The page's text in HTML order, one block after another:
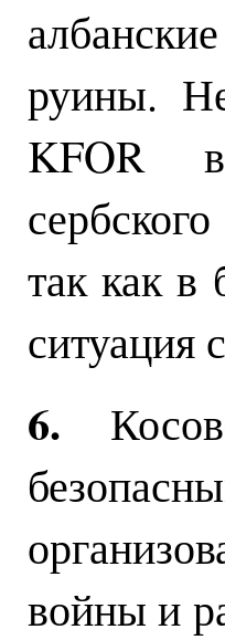
руины.
KFOR
так как в
ситуация
6.
войны и